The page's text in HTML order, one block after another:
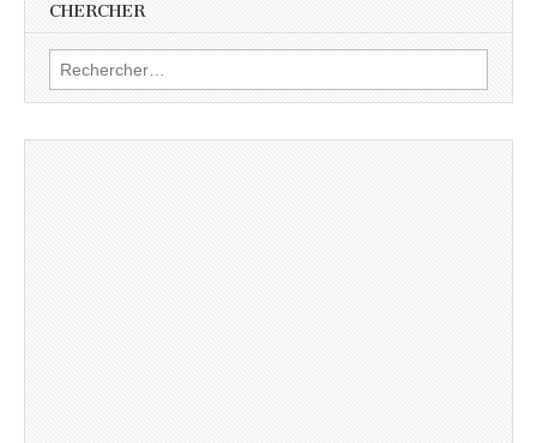
CHERCHER
Rechercher :